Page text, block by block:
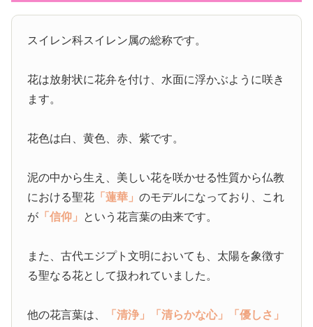
スイレン科スイレン属の総称です。
花は放射状に花弁を付け、水面に浮かぶように咲き
ます。
花色は白、黄色、赤、紫です。
泥の中から生え、美しい花を咲かせる性質から仏教
における聖花 「蓮華」のモデルになっており、これ
が 「信仰」 という花言葉の由来です。
また、古代エジプト文明においても、太陽を象徴す
る聖なる花として扱われていました。
他の花言葉は、 「清浄」 「清らかな心」
「優しさ」